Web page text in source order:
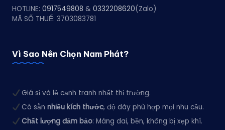
HOTLINE: 0917549808 & 0332208620(Zalo)
MÃ SỐ THUẾ: 3703083781
Vì Sao Nên Chọn Nam Phát?
Giá sỉ và lẻ cạnh tranh nhất thị trường.
Có sẵnnhiều kích thước, độ dày phù hợp mọi nhu cầu.
Chất lượng đảm bảo: Màng dai, bền, không bị xẹp khí.